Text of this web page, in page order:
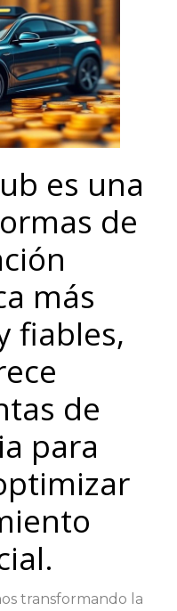
es una
de
más
fiables,
de
para
transformando la